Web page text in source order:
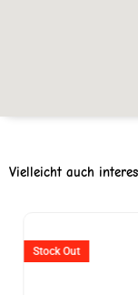
Vielleicht auch
Stock Out